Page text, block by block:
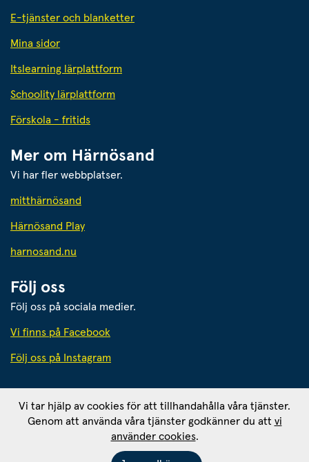
E-tjänster och blanketter
Mina sidor
Itslearning lärplattform
Schoolity lärplattform
Förskola - fritids
Mer om Härnösand
Vi har fler webbplatser.
mitthärnösand
Härnösand Play
harnosand.nu
Följ oss
Följ oss på sociala medier.
Vi finns på Facebook
Följ oss på Instagram
871 80 Härnösand. Org. nr: 212000-2403
Ansvarig utgivare:
Kommunikationschef Tomas Wahlund
RSS - prenumerera
Vi tar hjälp av cookies för att tillhandahålla våra tjänster.
Genom att använda våra tjänster godkänner du att vi
använder cookies.